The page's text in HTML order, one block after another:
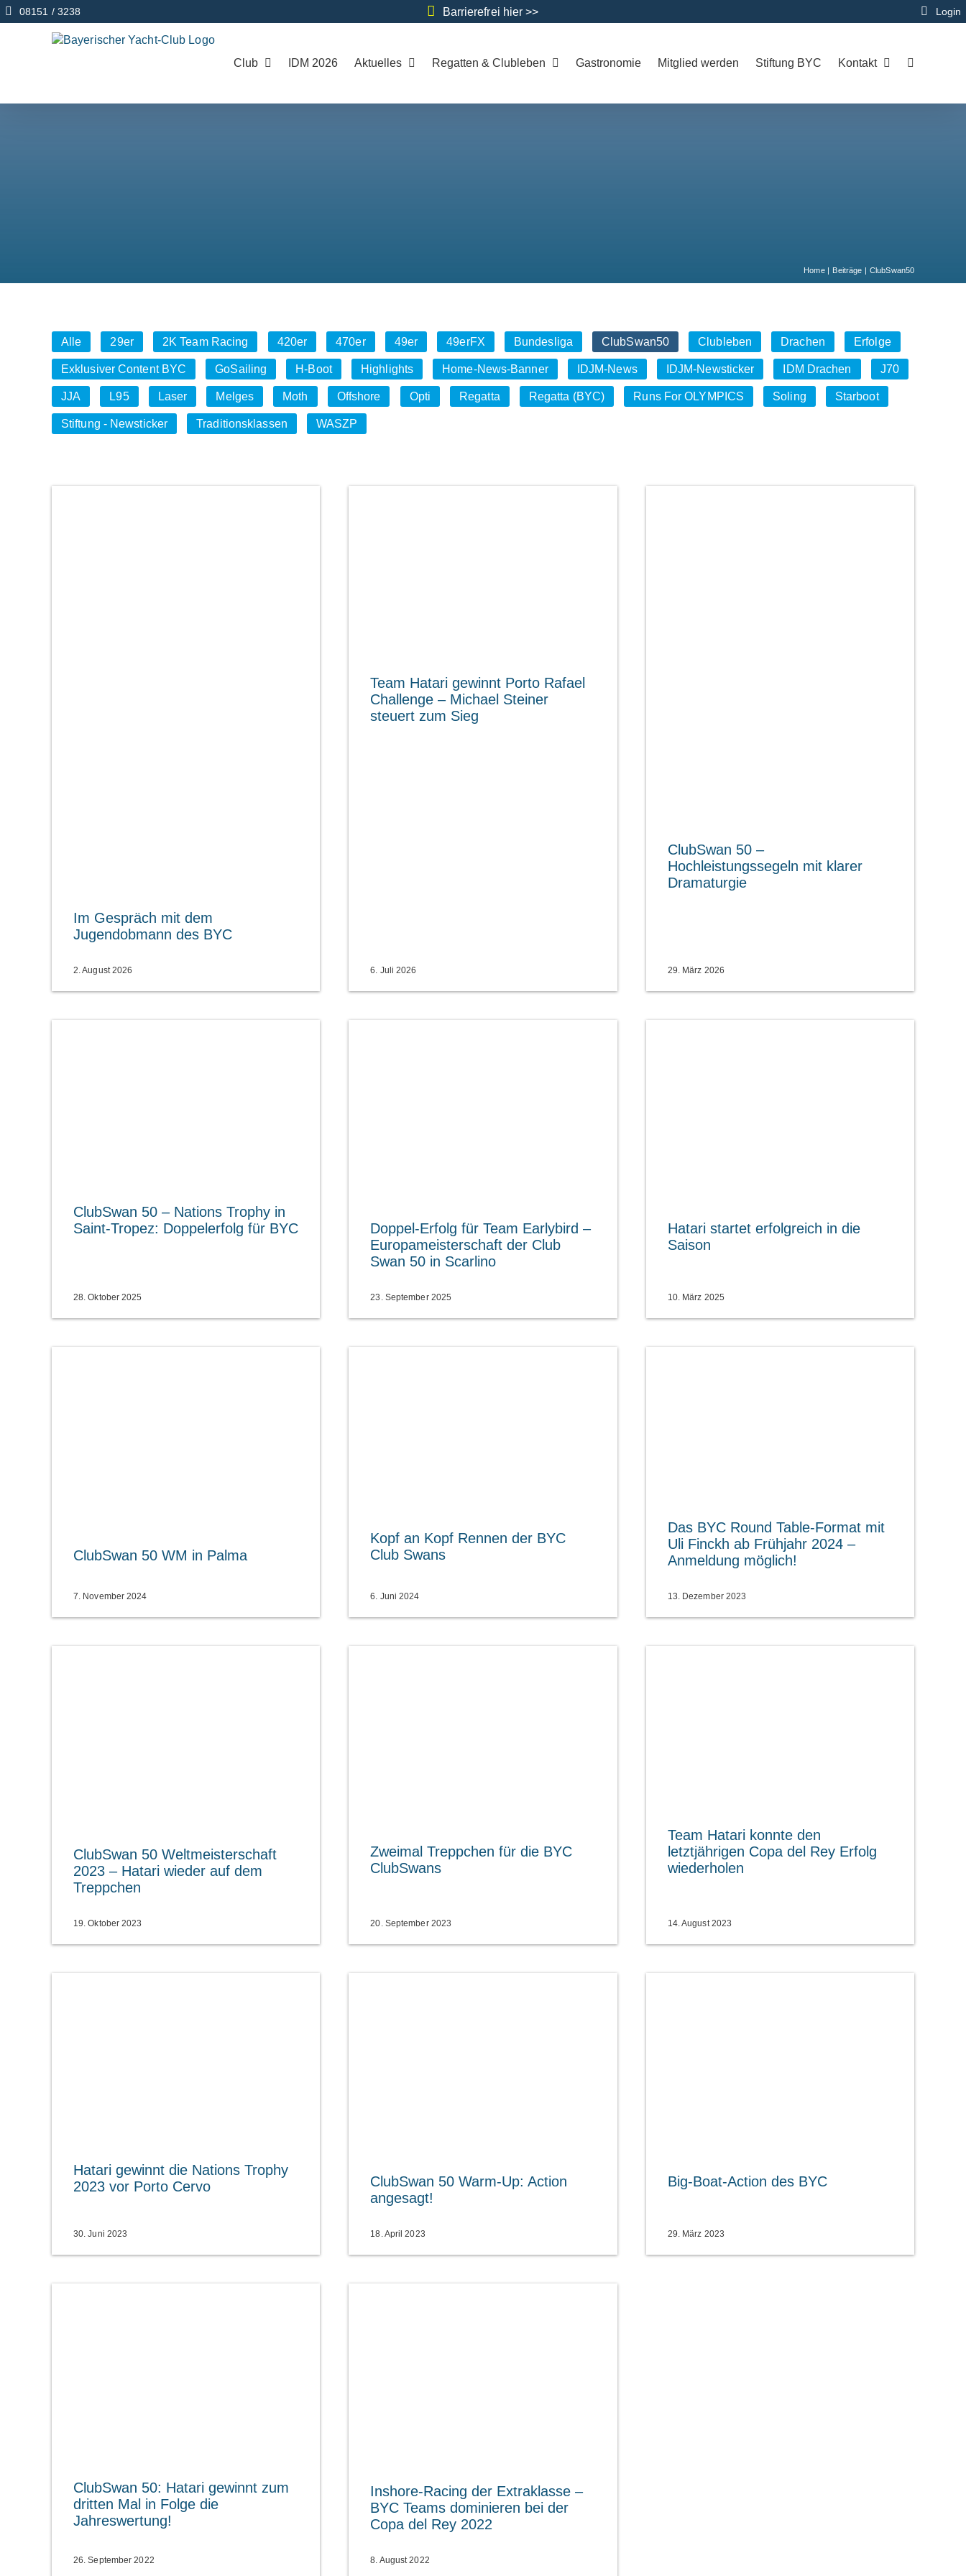
Zum
Inhalt
08151 / 3238 Barrierefrei hier >> Login
Club IDM 2026 Aktuelles Regatten & Clubleben Gastronomie Mitglied werden Stiftung BYC Kontakt
Home Beiträge ClubSwan50
Alle 29er 2K Team Racing 420er 470er 49er 49erFX Bundesliga ClubSwan50 Clubleben Drachen Erfolge
Exklusiver Content BYC GoSailing H-Boot Highlights Home-News-Banner IDJM-News IDJM-Newsticker IDM Drachen J70
JJA L95 Laser Melges Moth Offshore Opti Regatta Regatta (BYC) Runs For OLYMPICS Soling Starboot
Stiftung - Newsticker Traditionsklassen WASZP
Im Gespräch mit dem
Jugendobmann des BYC
2. August 2026
Team Hatari gewinnt Porto Rafael
Challenge – Michael Steiner
steuert zum Sieg
6. Juli 2026
ClubSwan 50 –
Hochleistungssegeln mit klarer
Dramaturgie
29. März 2026
ClubSwan 50 – Nations Trophy in
Saint-Tropez: Doppelerfolg für BYC
28. Oktober 2025
Doppel-Erfolg für Team Earlybird –
Europameisterschaft der Club
Swan 50 in Scarlino
23. September 2025
Hatari startet erfolgreich in die
Saison
10. März 2025
ClubSwan 50 WM in Palma
7. November 2024
Kopf an Kopf Rennen der BYC
Club Swans
6. Juni 2024
Das BYC Round Table-Format mit
Uli Finckh ab Frühjahr 2024 –
Anmeldung möglich!
13. Dezember 2023
ClubSwan 50 Weltmeisterschaft
2023 – Hatari wieder auf dem
Treppchen
19. Oktober 2023
Zweimal Treppchen für die BYC
ClubSwans
20. September 2023
Team Hatari konnte den
letztjährigen Copa del Rey Erfolg
wiederholen
14. August 2023
Hatari gewinnt die Nations Trophy
2023 vor Porto Cervo
30. Juni 2023
ClubSwan 50 Warm-Up: Action
angesagt!
18. April 2023
Big-Boat-Action des BYC
29. März 2023
ClubSwan 50: Hatari gewinnt zum
dritten Mal in Folge die
Jahreswertung!
26. September 2022
Inshore-Racing der Extraklasse –
BYC Teams dominieren bei der
Copa del Rey 2022
8. August 2022